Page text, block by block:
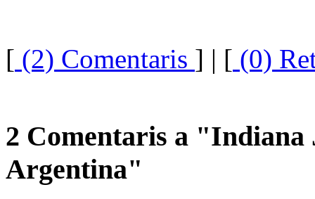
[ (2) Comentaris ] | [ (0)
2 Comentaris a "Indiana
Argentina"